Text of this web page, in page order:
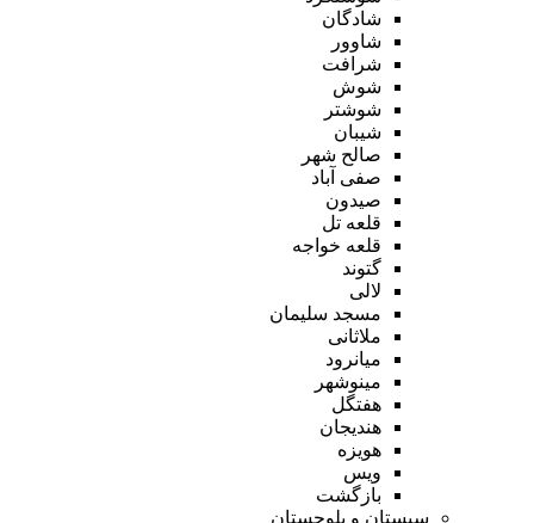
شادگان
شاوور
شرافت
شوش
شوشتر
شیبان
صالح شهر
صفی آباد
صیدون
قلعه تل
قلعه خواجه
گتوند
لالی
مسجد سلیمان
ملاثانی
میانرود
مینوشهر
هفتگل
هندیجان
هویزه
ویس
بازگشت
سیستان و بلوچستان